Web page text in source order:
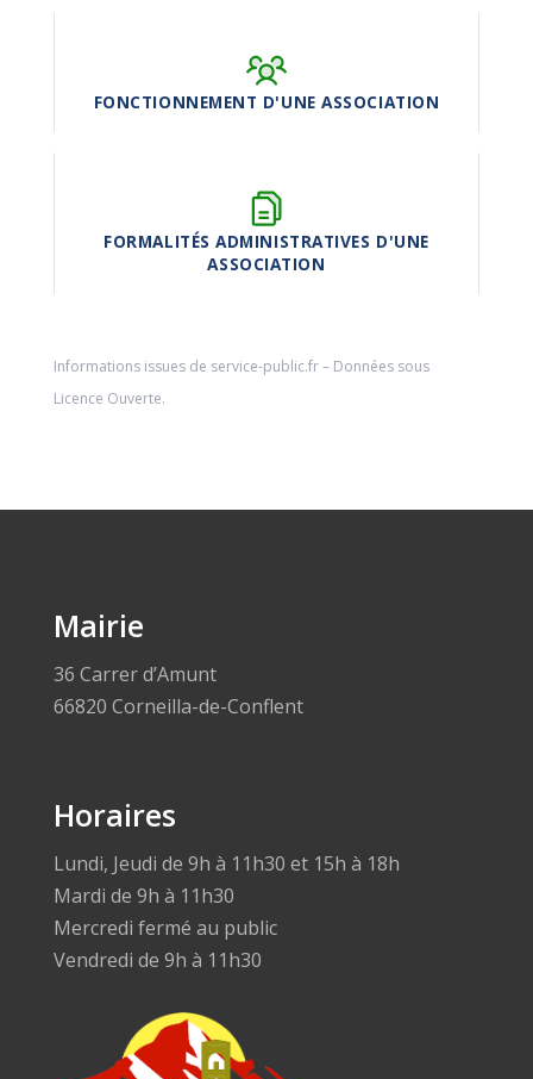
FONCTIONNEMENT D'UNE ASSOCIATION
FORMALITÉS ADMINISTRATIVES D'UNE
ASSOCIATION
Informations issues de service-public.fr– Données sous
Licence Ouverte.
Mairie
36 Carrer d’Amunt
66820 Corneilla-de-Conflent
Horaires
Lundi, Jeudi de 9h à 11h30 et 15h à 18h
Mardi de 9h à 11h30
Mercredi fermé au public
Vendredi de 9h à 11h30